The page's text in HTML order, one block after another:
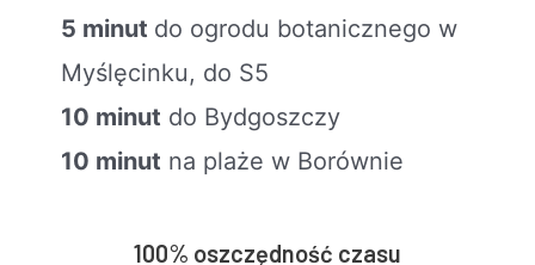
5 minut do ogrodu botanicznego w
Myślęcinku, do S5
10 minut do Bydgoszczy
10 minut na plaże w Borównie
100% oszczędność czasu